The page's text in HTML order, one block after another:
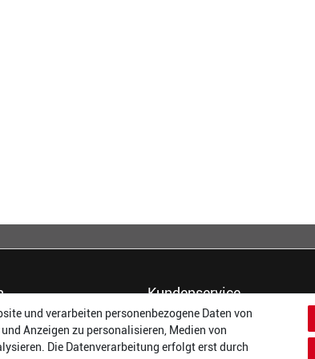
14:00 - 17:00 Uhr
14:00 - 17:00 Uhr
14:00 - 17:00 Uhr
Kundenservice
Dein Konto
Häufigste Fragen (FAQ)
Größentabellen
und verarbeiten personenbezogene Daten von
Anzeigen zu personalisieren, Medien von
Die Datenverarbeitung erfolgt erst durch